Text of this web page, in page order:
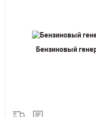
Бензиновый